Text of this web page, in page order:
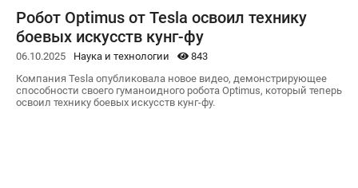
Робот Optimus от Tesla освоил технику
боевых искусств кунг-фу
06.10.2025 Наука и технологии
843
Компания Tesla опубликовала новое видео, демонстрирующее
способности своего гуманоидного робота Optimus, который теперь
освоил технику боевых искусств кунг-фу.